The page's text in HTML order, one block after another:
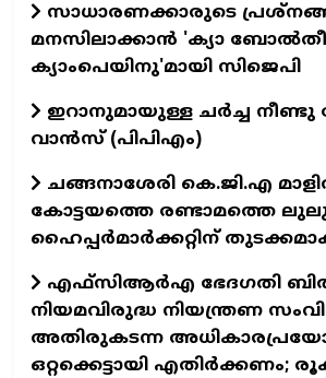
സാധാരണക്കാരുടെ
മനസിലാക്കാൻ 'ക‍്യാ ബോൽതീ
ക‍്യാംപെയിനു'മായി സിജെപി
ഇറാനുമായുള്ള ചർച്ച
വാൻസ്‌ (പിപിഎം)
ചങ്ങനാശേരി കെ.ജി.എ
കോട്ടയത്തെ രണ്ടാമത്തെ
ഹൈപ്പർമാർക്കറ്റിന്
എഫ്സിആർഎ ഭേദഗതി
നിയമവിരുദ്ധ നിയന്ത്രണ
അതിരുകടന്ന
ഒറ്റക്കെട്ടായി എതിർക്കണം;